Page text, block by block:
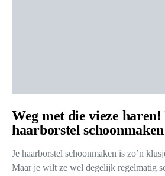
Weg met die vieze
haarborstel
Je haarborstel schoonmaken is zo’n
Maar je wilt ze wel degelijk regelmatig